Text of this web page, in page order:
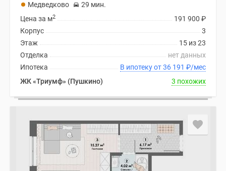
Медведково
29 мин.
191 900 ₽
Цена за м2
3
Корпус
15 из 23
Этаж
нет данных
Отделка
В ипотеку от 36 191 ₽/мес
Ипотека
ЖК «Триумф» (Пушкино)
3 похожих